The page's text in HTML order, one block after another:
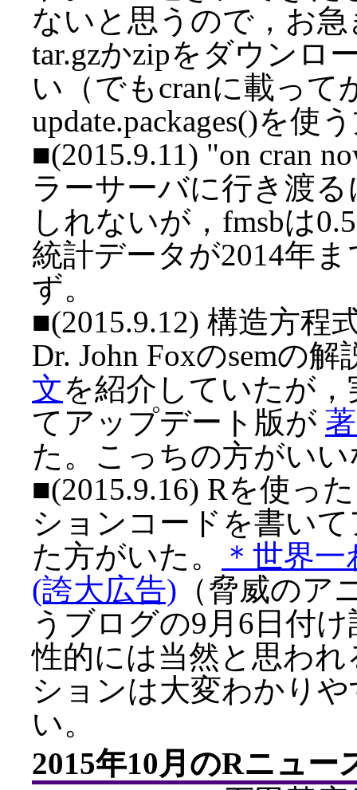
ないと思うので，お
tar.gzかzipをダウンロ
い（でもcranに載って
update.packages()を使
■(2015.9.11) "on cran
ラーサーバに行き渡
しれないが，fmsbは
統計データが2014年
ず。
■(2015.9.12) 構造方程
Dr. John Foxのsemの
文を紹介していたが
てアップデート版が
た。こっちの方がい
■(2015.9.16) Rを使っ
ションコードを書い
た方がいた。
＊世界
(誇大広告) （脅威のア
うブログの9月6日付
性的には当然と思わ
ションは大変わかりや
い。
2015年10月のRニュー